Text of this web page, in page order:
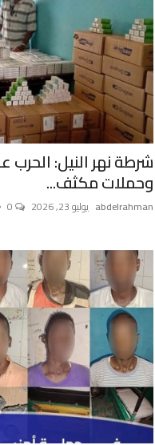
شرطة نهر النيل:
وحملات مكثف...
abdelrahman يوليو 23, 2026